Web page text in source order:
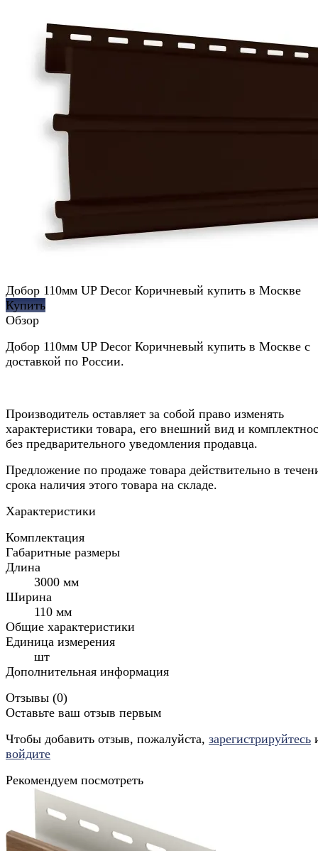
Добор 110мм UP Decor Коричневый купить в Москве
Купить
Обзор
Добор 110мм UP Decor Коричневый купить в Москве с
доставкой по России.
Производитель оставляет за собой право изменять
характеристики товара, его внешний вид и
без предварительного уведомления продавца.
Предложение по продаже товара действительно в
срока наличия этого товара на складе.
Характеристики
Комплектация
Габаритные размеры
Длина
3000 мм
Ширина
110 мм
Общие характеристики
Единица измерения
шт
Дополнительная информация
Отзывы (0)
Оставьте ваш отзыв первым
Чтобы добавить отзыв, пожалуйста, зарегистрируйтесь
войдите
Рекомендуем посмотреть